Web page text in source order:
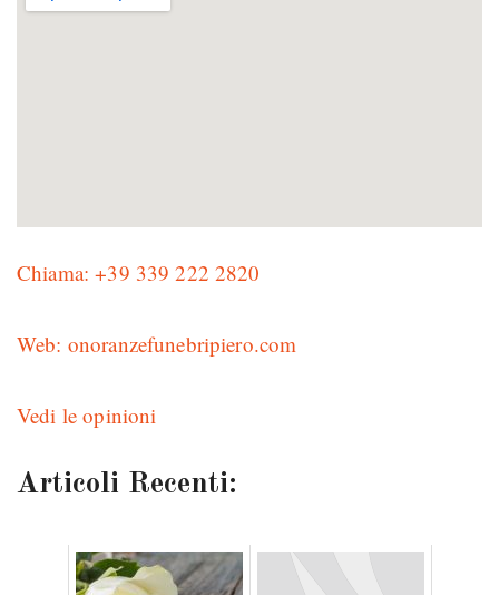
Chiama: +39 339 222 2820
Web: onoranzefunebripiero.com
Vedi le opinioni
Articoli Recenti: